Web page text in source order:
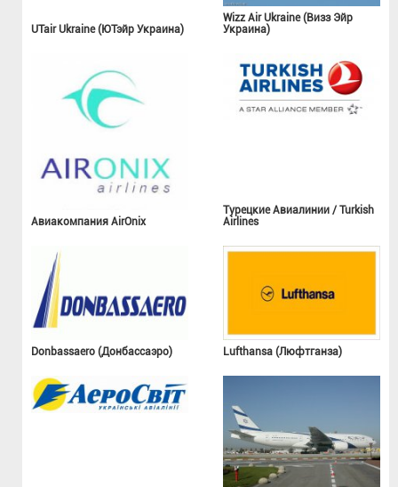
UTair Ukraine (ЮТэйр Украина)
Wizz Air Ukraine (Визз Эйр
Украина)
Авиакомпания AirOnix
Турецкие Авиалинии / Turkish
Airlines
Donbassaero (Донбассаэро) Lufthansa (Люфтганза)